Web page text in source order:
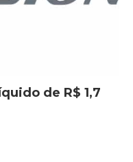
de R$ 1,7